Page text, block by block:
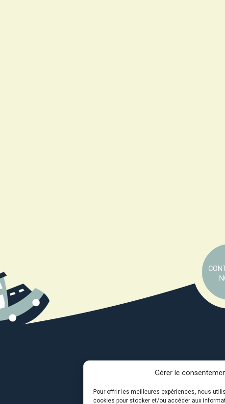
Gérer le
Pour offrir les meilleures expériences, nous
cookies pour stocker et/ou accéder aux
Avec le soutien de :